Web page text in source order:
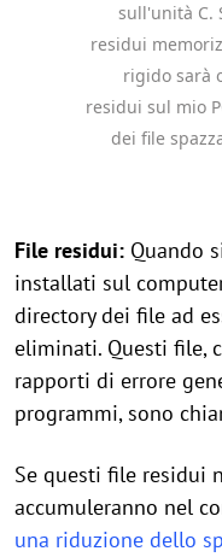
sull'unità C.
residui
rigido sarà
residui sul mio
dei file
File residui: Quando
installati sul
directory dei file ad
eliminati. Questi file,
rapporti di errore
programmi, sono
Se questi file residui
accumuleranno nel
una riduzione dello